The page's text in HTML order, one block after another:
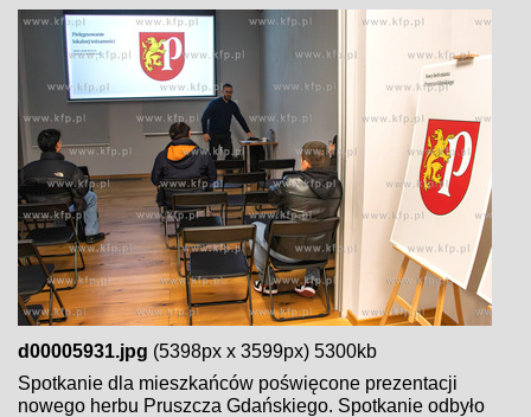
d00005931.jpg (5398px x 3599px) 5300kb
Spotkanie dla mieszkańców poświęcone prezentacji
nowego herbu Pruszcza Gdańskiego. Spotkanie odbyło